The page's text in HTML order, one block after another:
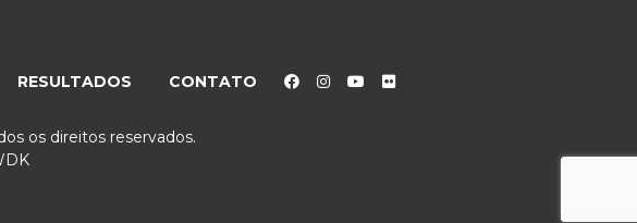
RESULTADOS CONTATO
os direitos reservados.